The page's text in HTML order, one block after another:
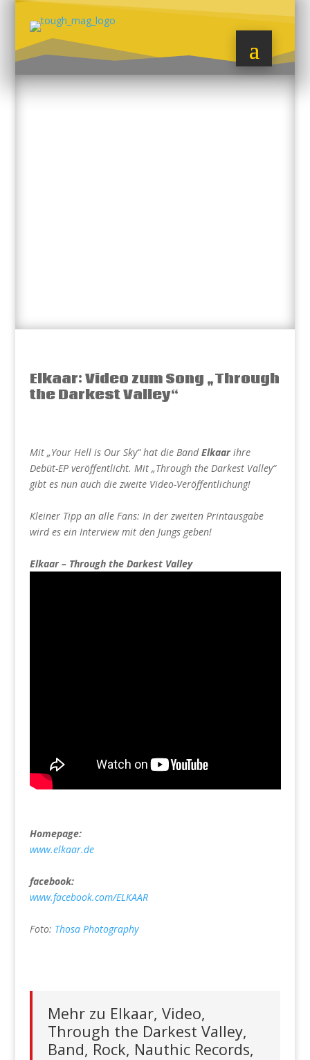
Elkaar: Video zum Song „Through
the Darkest Valley“
Mit „Your Hell is Our Sky“ hat die BandElkaarihre
Debüt-EP veröffentlicht. Mit „Through the Darkest Valley“
gibt es nun auch die zweite Video-Veröffentlichung!
Kleiner Tipp an alle Fans: In der zweiten Printausgabe
wird es ein Interview mit den Jungs geben!
Elkaar – Through the Darkest Valley
Homepage:
www.elkaar.de
facebook:
www.facebook.com/ELKAAR
Foto: Thosa Photography
Mehr zu Elkaar, Video,
Through the Darkest Valley,
Band, Rock, Nauthic Records,